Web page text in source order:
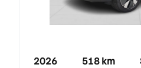
2026 518 km